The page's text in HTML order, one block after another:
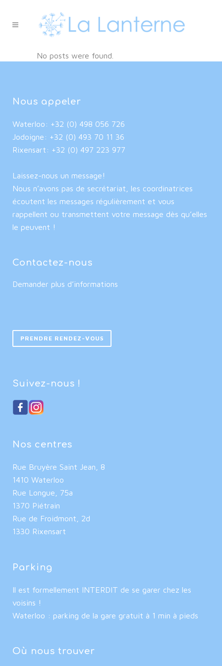
No posts were found.
Nous appeler
Waterloo: +32 (0) 498 056 726
Jodoigne: +32 (0) 493 70 11 36
Rixensart: +32 (0) 497 223 977
Laissez-nous un message!
Nous n’avons pas de secrétariat, les coordinatrices
écoutent les messages régulièrement et vous
rappellent ou transmettent votre message dès qu’elles
le peuvent !
Contactez-nous
Demander plus d’informations
PRENDRE RENDEZ-VOUS
Suivez-nous !
Nos centres
Rue Bruyère Saint Jean, 8
1410 Waterloo
Rue Longue, 75a
1370 Piétrain
Rue de Froidmont, 2d
1330 Rixensart
Parking
Il est formellement INTERDIT de se garer chez les
voisins !
Waterloo : parking de la gare gratuit à 1 min à pieds
Où nous trouver